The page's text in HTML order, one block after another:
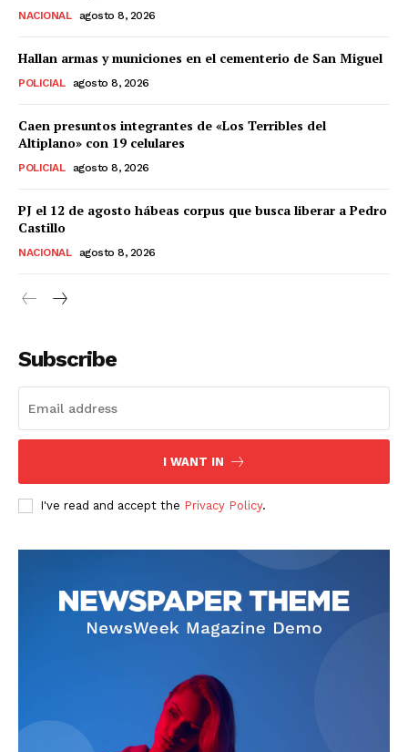
Nosotros
NACIONAL agosto 8, 2026
Hallan armas y municiones en el cementerio de San Miguel
POLICIAL agosto 8, 2026
Caen presuntos integrantes de «Los Terribles del
Altiplano» con 19 celulares
POLICIAL agosto 8, 2026
PJ el 12 de agosto hábeas corpus que busca liberar a Pedro
Castillo
NACIONAL agosto 8, 2026
Subscribe
I WANT IN
I've read and accept the Privacy Policy.